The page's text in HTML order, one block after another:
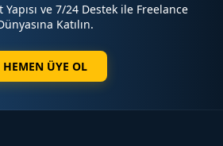
ve 7/24 Destek ile Freelance
Katılın.
HEMEN ÜYE OL